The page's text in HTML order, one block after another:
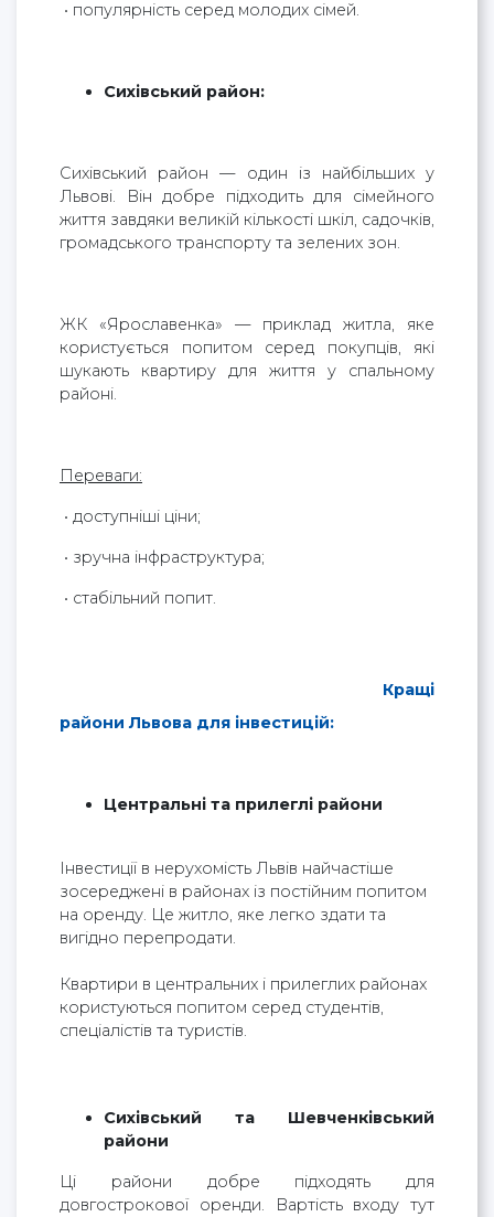
• популярність серед молодих сімей.
Сихівський район:
Сихівський район — один із найбільших у
Львові. Він добре підходить для сімейного
життя завдяки великій кількості шкіл, садочків,
громадського транспорту та зелених зон.
ЖК «Ярославенка» — приклад житла, яке
користується попитом серед покупців, які
шукають квартиру для життя у спальному
районі.
Переваги:
• доступніші ціни;
• зручна інфраструктура;
• стабільний попит.
Кращі
райони Львова для інвестицій:
Центральні та прилеглі райони
Інвестиції в нерухомість Львів найчастіше
зосереджені в районах із постійним попитом
на оренду. Це житло, яке легко здати та
вигідно перепродати.
Квартири в центральних і прилеглих районах
користуються попитом серед студентів,
спеціалістів та туристів.
Сихівський та Шевченківський
райони
Ці райони добре підходять для
довгострокової оренди. Вартість входу тут